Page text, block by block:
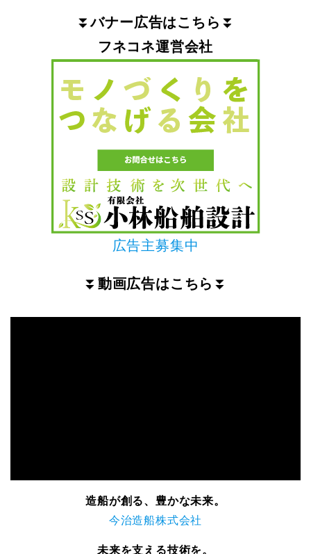
⏬バナー広告はこちら ⏬
フネコネ運営会社
広告主募集中
⏬ 動画広告はこちら ⏬
造船が創る、豊かな未来。
今治造船株式会社
未来を支える技術を。